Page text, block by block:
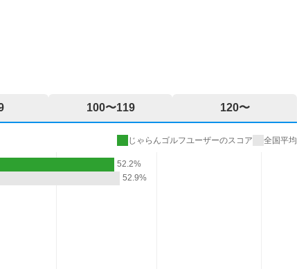
100〜119 120〜
じゃらんゴルフユーザーのスコア 全国平均
52.2%
52.9%